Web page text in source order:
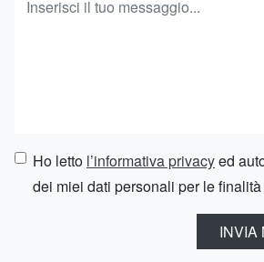
Ho letto l’informativa privacyed
dei miei dati personali per le
INVIA